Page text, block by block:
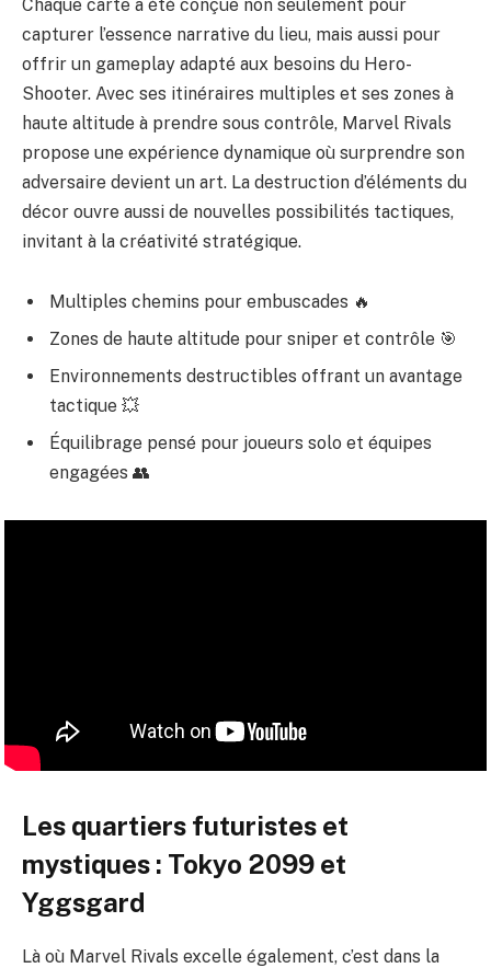
Chaque carte a été conçue non seulement pour
capturer l’essence narrative du lieu, mais aussi pour
offrir un gameplay adapté aux besoins du Hero-
Shooter. Avec ses itinéraires multiples et ses zones à
haute altitude à prendre sous contrôle, Marvel Rivals
propose une expérience dynamique où surprendre son
adversaire devient un art. La destruction d’éléments du
décor ouvre aussi de nouvelles possibilités tactiques,
invitant à la créativité stratégique.
Multiples chemins pour embuscades 🔥
Zones de haute altitude pour sniper et contrôle 🎯
Environnements destructibles offrant un avantage
tactique 💥
Équilibrage pensé pour joueurs solo et équipes
engagées 👥
Les quartiers futuristes et
mystiques : Tokyo 2099 et
Yggsgard
Là où Marvel Rivals excelle également, c’est dans la